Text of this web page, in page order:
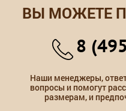
ВЫ МОЖЕТЕ
8
Наши менеджеры,
вопросы и помогут
размерам, и